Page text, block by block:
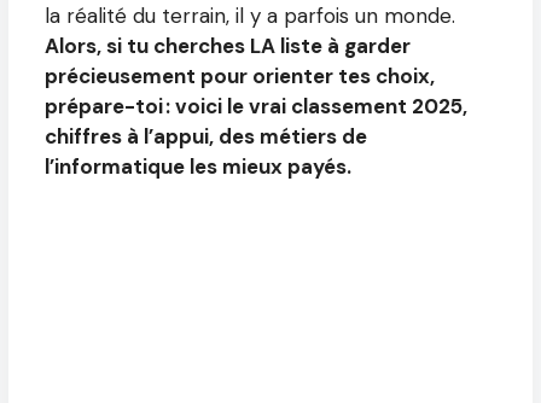
la réalité du terrain, il y a parfois un monde.
Alors, si tu cherches LA liste à garder
précieusement pour orienter tes choix,
prépare-toi : voici le vrai classement 2025,
chiffres à l’appui, des métiers de
l’informatique les mieux payés.